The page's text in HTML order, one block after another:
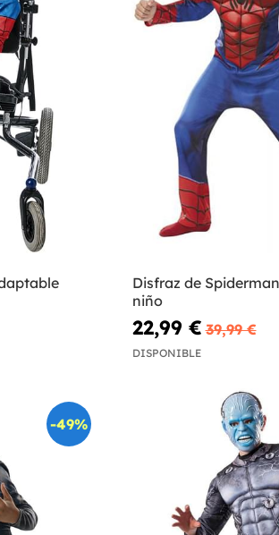
Disfraz de
niño
22,99 € 39,99 €
DISPONIBLE
-49%